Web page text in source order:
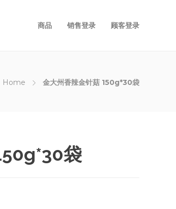
商品 销售登录 顾客登录
Home 金大州香辣金针菇 150g*30袋
袋